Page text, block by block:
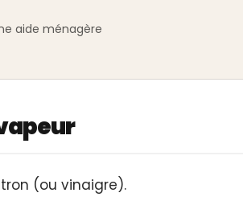
aide ménagère
(ou vinaigre).